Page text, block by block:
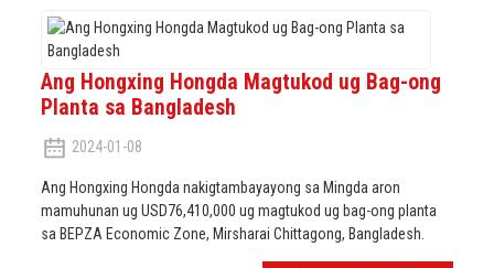
Ang Hongxing Hongda Magtukod ug Bag-ong
Planta sa Bangladesh
2024-01-08
Ang Hongxing Hongda nakigtambayayong sa Mingda aron
mamuhunan ug USD76,410,000 ug magtukod ug bag-ong planta
sa BEPZA Economic Zone, Mirsharai Chittagong, Bangladesh.